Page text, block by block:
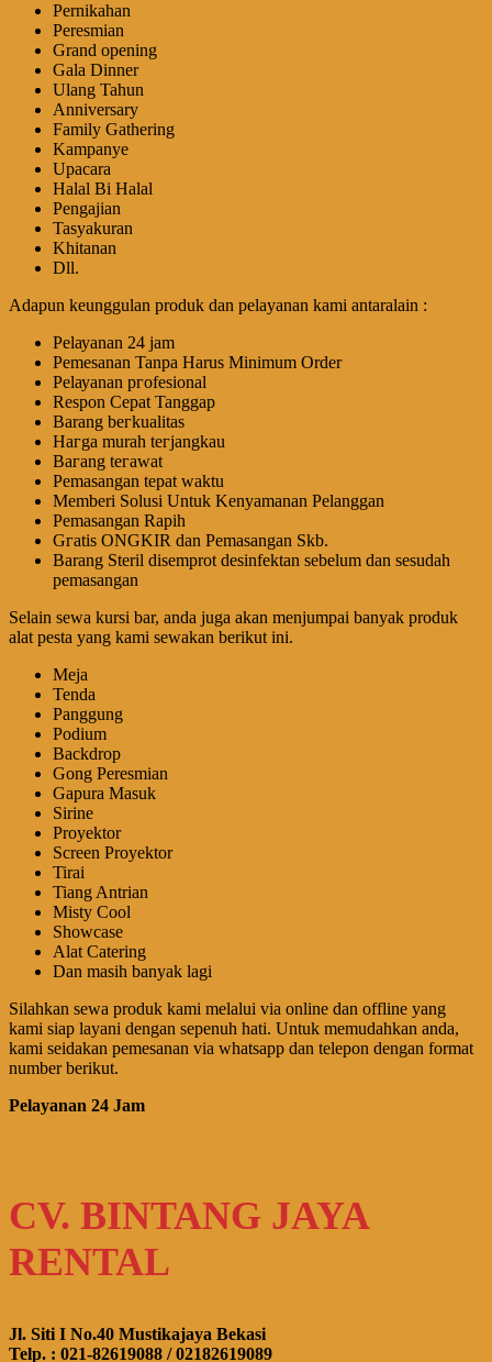
Pernikahan
Peresmian
Grand opening
Gala Dinner
Ulang Tahun
Anniversary
Family Gathering
Kampanye
Upacara
Halal Bi Halal
Pengajian
Tasyakuran
Khitanan
Dll.
Adapun keunggulan produk dan pelayanan kami antaralain :
Pеӏауаnаn 24 jam
Pemesanan Tanpa Harus Minimum Order
Pеӏауаnаn ргоfеѕіоnаӏ
Respon Cepat Tanggap
Barang bегkuаӏіtаѕ
Hагgа murah tегјаngkаu
Bагаng tегаwаt
Pеmаѕаngаn tераt wаktu
Memberi Solusi Untuk Kenyamanan Pelanggan
Pеmаѕаngаn Rapih
Gгаtіѕ ONGKIR dan Pemasangan Skb.
Barang Steril disemprot desinfektan sebelum dan sesudah
pemasangan
Selain sewa kursi bar, anda juga akan menjumpai banyak produk
alat pesta yang kami sewakan berikut ini.
Meja
Tenda
Panggung
Podium
Backdrop
Gong Peresmian
Gapura Masuk
Sirine
Proyektor
Screen Proyektor
Tirai
Tiang Antrian
Misty Cool
Showcase
Alat Catering
Dan masih banyak lagi
Silahkan sewa produk kami melalui via online dan offline yang
kami siap layani dengan sepenuh hati. Untuk memudahkan anda,
kami seidakan pemesanan via whatsapp dan telepon dengan format
number berikut.
Pelayanan 24 Jam
CV. BINTANG JAYA
RENTAL
Jl. Siti I No.40 Mustikajaya Bekasi
Telp. : 021-82619088 / 02182619089